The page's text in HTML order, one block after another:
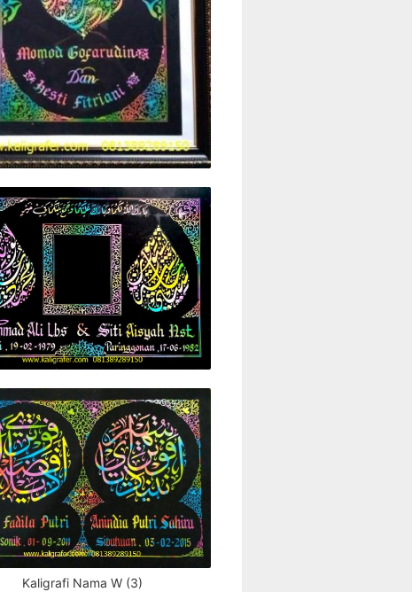
Kaligrafi Nama W (3)